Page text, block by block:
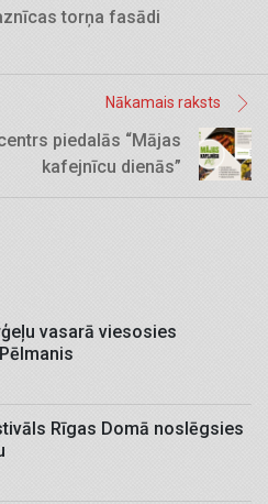
torņa fasādi
Nākamais raksts
piedalās “Mājas
kafejnīcu dienās”
vasarā viesosies
Rīgas Domā noslēgsies